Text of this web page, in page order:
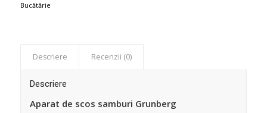
Bucătărie
Descriere Recenzii (0)
Descriere
Aparat de scos samburi Grunberg